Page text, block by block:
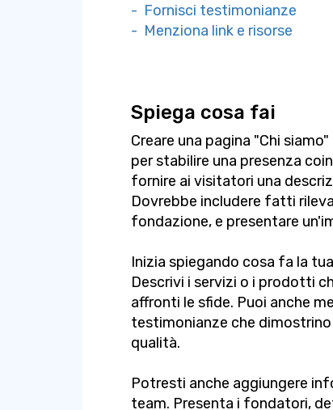
- Fornisci testimonianze
- Menziona link e risorse
Spiega cosa fai
Creare una pagina "Chi siamo"
per stabilire una presenza
fornire ai visitatori una
Dovrebbe includere fatti
fondazione, e presentare
Inizia spiegando cosa fa la
Descrivi i servizi o i prodotti
affronti le sfide. Puoi anche
testimonianze che
qualità.
Potresti anche aggiungere
team. Presenta i fondatori,